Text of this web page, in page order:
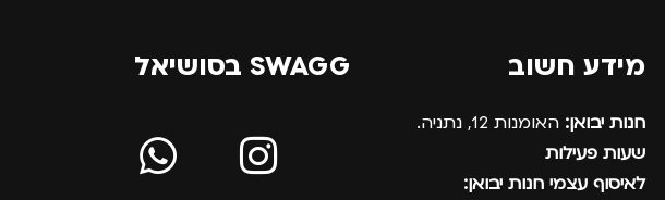
מידע חשוב
חנות יבואן: האומנות 12, נתניה.
שעות פעילות
לאיסוף עצמי חנות יבואן:
SWAGG בסושיאל